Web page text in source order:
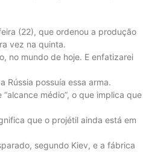
(22), que ordenou a produção
vez na quinta.
no mundo de hoje. E enfatizarei
Rússia possuía essa arma.
médio”, o que implica que
que o projétil ainda está em
segundo Kiev, e a fábrica